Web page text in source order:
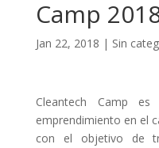
Camp
Jan 22, 2018 | Sin
Cleantech Camp
emprendimiento en el
con el objetivo de